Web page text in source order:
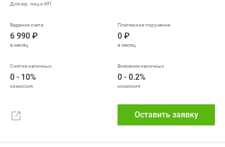
6 990 ₽ 0 ₽
0 - 10% 0 - 0.2%
Оставить заявку